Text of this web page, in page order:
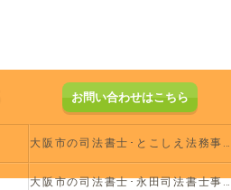
お問い合わせはこちら
大阪市の司法書士･とこしえ法務事務所の評判
大阪市の司法書士･永田司法書士事務所の口コミ情報